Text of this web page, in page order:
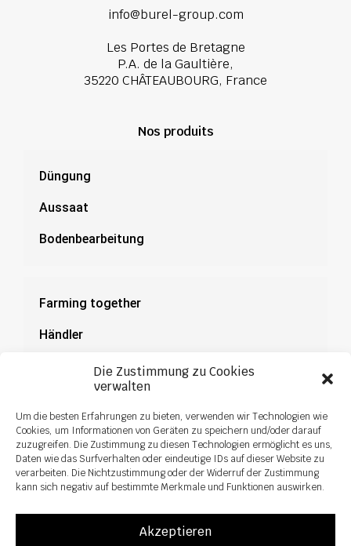
Die Zustimmung zu Cookies
verwalten
Um die besten Erfahrungen zu bieten, verwenden wir Technologien wie
Cookies, um Informationen von Geräten zu speichern und/oder darauf
zuzugreifen. Die Zustimmung zu diesen Technologien ermöglicht es uns,
Daten wie das Surfverhalten oder eindeutige IDs auf dieser Website zu
verarbeiten. Die Nichtzustimmung oder der Widerruf der Zustimmung
kann sich negativ auf bestimmte Merkmale und Funktionen auswirken.
Akzeptieren
info@burel-group.com
Les Portes de Bretagne
P.A. de la Gaultière,
35220 CHÂTEAUBOURG, France
Nos produits
Düngung
Aussaat
Bodenbearbeitung
Farming together
Händler
Dokumentation